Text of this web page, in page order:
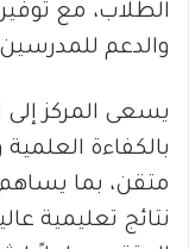
الطلاب، مع
والدعم
يسعى المركز
بالكفاءة
متقن، بما
نتائج تعليمية